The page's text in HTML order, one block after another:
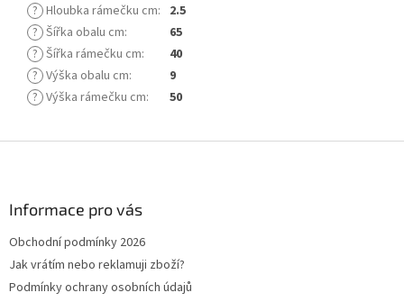
? Hloubka rámečku cm: 2.5
? Šířka obalu cm:
65
? Šířka rámečku cm:
40
? Výška obalu cm:
9
? Výška rámečku cm: 50
Informace pro vás
Obchodní podmínky 2026
Jak vrátím nebo reklamuji zboží?
Podmínky ochrany osobních údajů